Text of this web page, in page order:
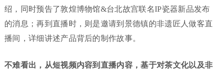
绍，同时预告了敦煌博物馆&台北故宫联名IP瓷器新品发布
的消息；再到直播时，则是邀请到景德镇的非遗匠人做客直
播间，详细讲述产品背后的制作故事。
不难看出，从短视频内容到直播内容，基于对茶文化以及非